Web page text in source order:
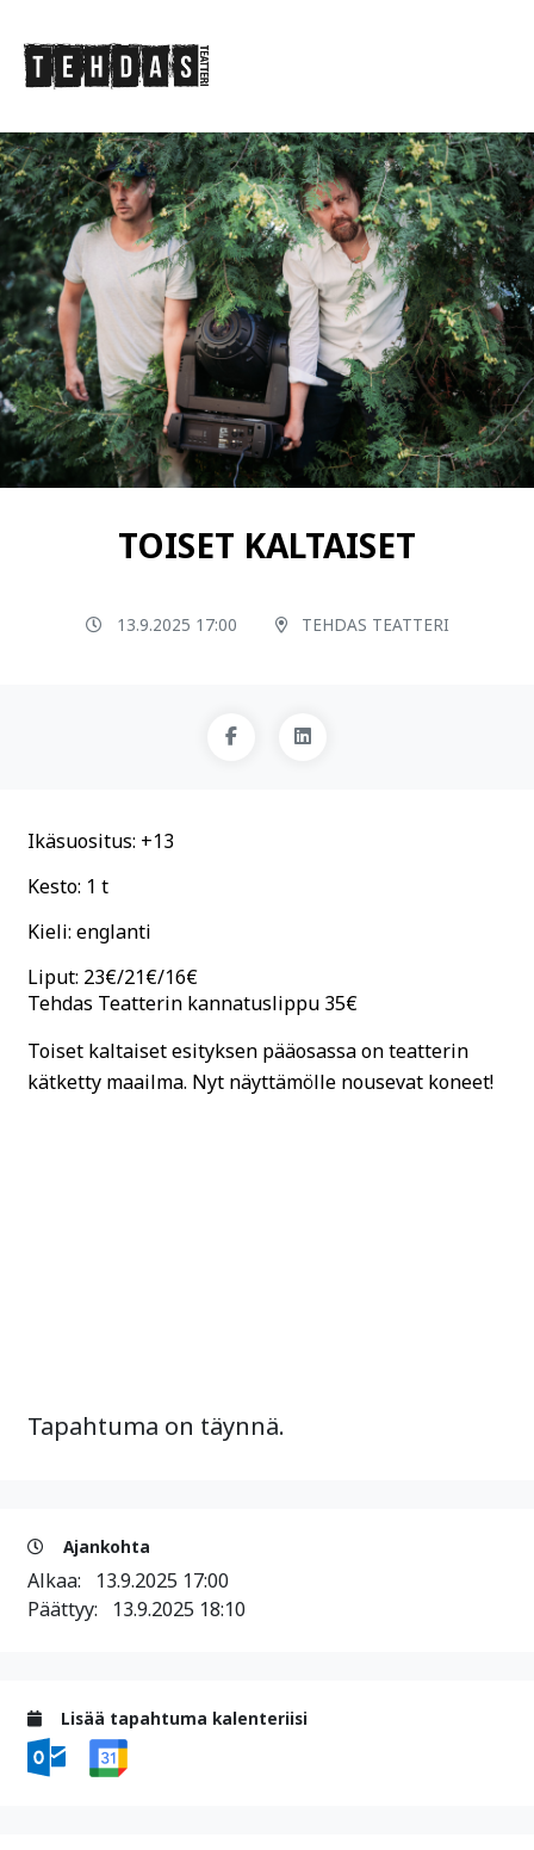
TOISET KALTAISET
13.9.2025 17:00 TEHDAS TEATTERI
Ikäsuositus: +13
Kesto: 1 t
Kieli: englanti
Liput: 23€/21€/16€
Tehdas Teatterin kannatuslippu 35€
Toiset kaltaiset esityksen pääosassa on teatterin
kätketty maailma. Nyt näyttämölle nousevat koneet!
Tapahtuma on täynnä.
Ajankohta
Alkaa: 13.9.2025 17:00
Päättyy: 13.9.2025 18:10
Lisää tapahtuma kalenteriisi